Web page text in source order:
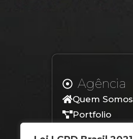
Agência
Quem Somos
Portfolio